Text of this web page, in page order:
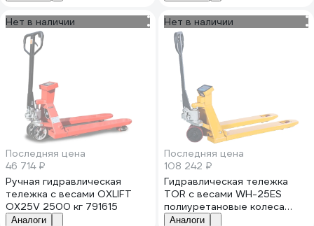
Нет в наличии
Последняя цена
46 714 ₽
Ручная гидравлическая
тележка с весами OXLIFT
OX25V 2500 кг 791615
Аналоги
Нет в наличии
Последняя цена
108 242 ₽
Гидравлическая тележка
TOR с весами WH-25ES
полиуретановые колеса
1003892
Аналоги